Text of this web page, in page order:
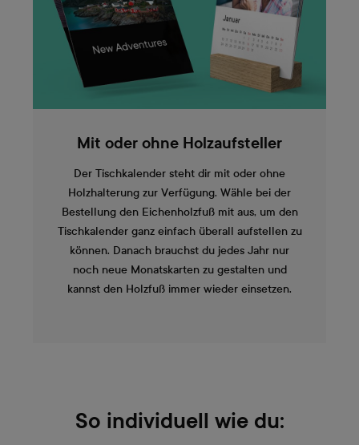
Mit oder ohne Holzaufsteller
Der Tischkalender steht dir mit oder ohne
Holzhalterung zur Verfügung. Wähle bei der
Bestellung den Eichenholzfuß mit aus, um den
Tischkalender ganz einfach überall aufstellen zu
können. Danach brauchst du jedes Jahr nur
noch neue Monatskarten zu gestalten und
kannst den Holzfuß immer wieder einsetzen.
So individuell wie du: